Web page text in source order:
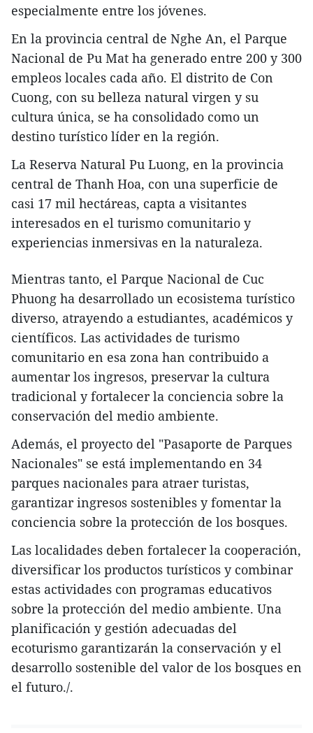
especialmente entre los jóvenes.
En la provincia central de Nghe An, el Parque
Nacional de Pu Mat ha generado entre 200 y 300
empleos locales cada año. El distrito de Con
Cuong, con su belleza natural virgen y su
cultura única, se ha consolidado como un
destino turístico líder en la región.
La Reserva Natural Pu Luong, en la provincia
central de Thanh Hoa, con una superficie de
casi 17 mil hectáreas, capta a visitantes
interesados en el turismo comunitario y
experiencias inmersivas en la naturaleza.
Mientras tanto, el Parque Nacional de Cuc
Phuong ha desarrollado un ecosistema turístico
diverso, atrayendo a estudiantes, académicos y
científicos. Las actividades de turismo
comunitario en esa zona han contribuido a
aumentar los ingresos, preservar la cultura
tradicional y fortalecer la conciencia sobre la
conservación del medio ambiente.
Además, el proyecto del "Pasaporte de Parques
Nacionales" se está implementando en 34
parques nacionales para atraer turistas,
garantizar ingresos sostenibles y fomentar la
conciencia sobre la protección de los bosques.
Las localidades deben fortalecer la cooperación,
diversificar los productos turísticos y combinar
estas actividades con programas educativos
sobre la protección del medio ambiente. Una
planificación y gestión adecuadas del
ecoturismo garantizarán la conservación y el
desarrollo sostenible del valor de los bosques en
el futuro./.